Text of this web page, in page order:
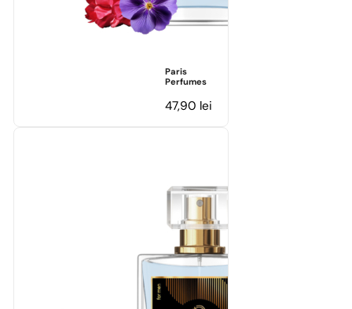
Paris
Perfumes
47,90 lei